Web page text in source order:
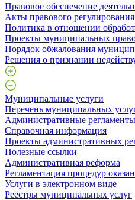
Правовое обеспечение
Акты правового регулирования
Политика в отношении
Проекты муниципальных
Порядок обжалования
Решения о признании
Муниципальные услуги
Перечень муниципальных
Административные регламенты
Справочная информация
Проекты административных
Полезные ссылки
Административная реформа
Регламентация процедур
Услуги в электронном виде
Реестры муниципальных услуг